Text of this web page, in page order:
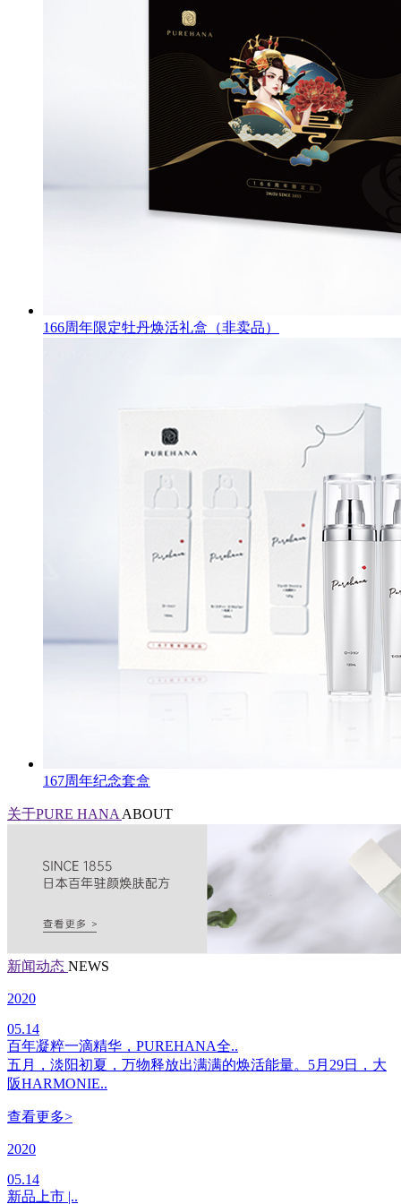
166周年限定牡丹焕活礼盒（非卖品）
167周年纪念套盒
关于PURE HANA ABOUT
新闻动态 NEWS
2020
05.14
百年凝粹一滴精华，PUREHANA全..
五月，淡阳初夏，万物释放出满满的焕活能量。5月29日，大
阪HARMONIE..
查看更多>
2020
05.14
新品上市 |..